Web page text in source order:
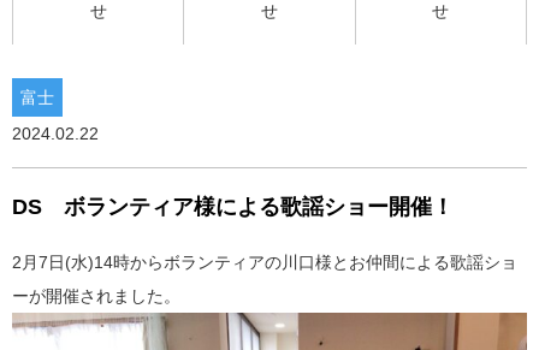
せ
せ
せ
富士
2024.02.22
DS ボランティア様による歌謡ショー開催！
2月7日(水)14時からボランティアの川口様とお仲間による歌謡ショ
ーが開催されました。